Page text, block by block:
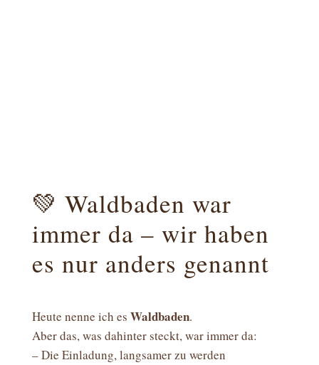
💚 Waldbaden war
immer da – wir haben
es nur anders genannt
Heute nenne ich es Waldbaden.
Aber das, was dahinter steckt, war immer da:
– Die Einladung, langsamer zu werden